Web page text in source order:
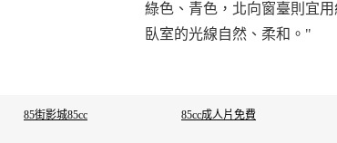
綠色、青色，北向窗臺則宜
臥室的光線自然、柔和。"
85街影城85cc 85cc成人片免費